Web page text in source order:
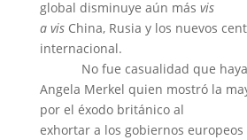
global disminuye aún más vis
a visChina, Rusia y los nuevos
internacional.
No fue casualidad que
Angela Merkel quien mostró la
por el éxodo británico al
exhortar a los gobiernos europeos